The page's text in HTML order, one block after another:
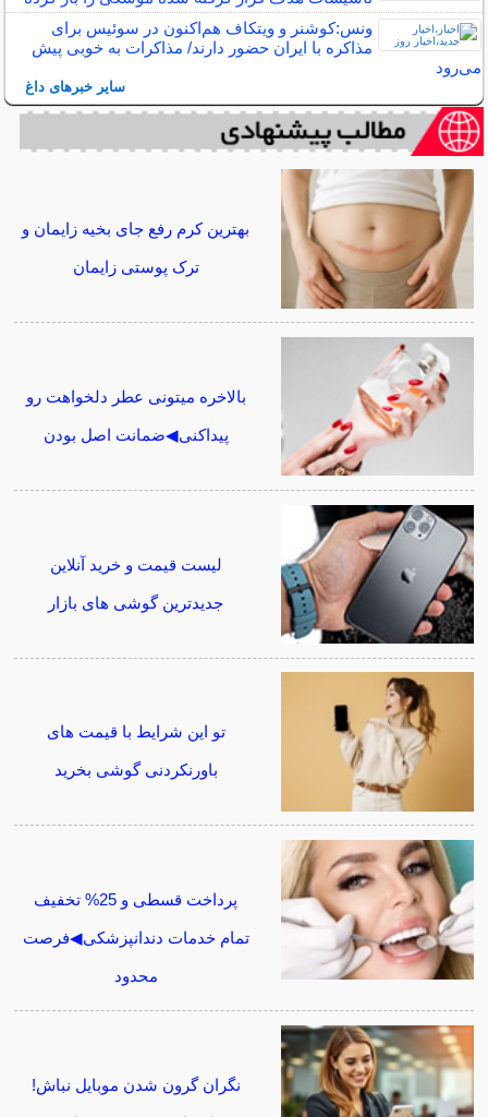
ونس:کوشنر و ویتکاف هم‌اکنون در سوئیس برای
مذاکره با ایران حضور دارند/ مذاکرات به خوبی پیش
می‌رود
سایر خبرهای داغ
بهترین کرم رفع جای بخیه زایمان و
ترک پوستی زایمان
بالاخره میتونی عطر دلخواهت رو
پیداکنی◀ضمانت اصل بودن
لیست قیمت و خرید آنلاین
جدیدترین گوشی های بازار
تو این شرایط با قیمت های
باورنکردنی گوشی بخرید
پرداخت قسطی و 25% تخفیف
تمام خدمات دندانپزشکی◀فرصت
محدود
نگران گرون شدن موبایل نباش!